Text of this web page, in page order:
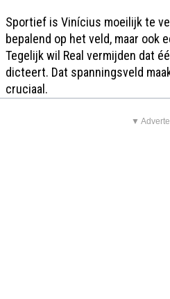
Sportief is Vinícius moeilijk te
bepalend op het veld, maar ook
Tegelijk wil Real vermijden dat
dicteert. Dat spanningsveld
cruciaal.
▼